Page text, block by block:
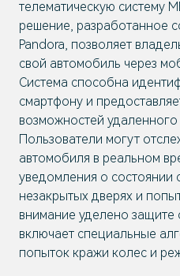
телематическую систему
решение, разработанное
Pandora, позволяет
свой автомобиль через
Система способна
смартфону и
возможностей
Пользователи могут
автомобиля в реальном
уведомления о состоянии
незакрытых дверях и
внимание уделено защите
включает специальные
попыток кражи колес и